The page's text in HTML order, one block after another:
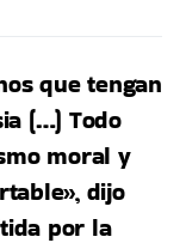
que tengan
(…) Todo
moral y
dijo
por la